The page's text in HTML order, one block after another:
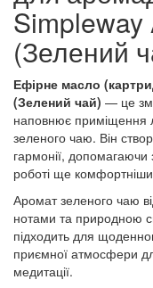
(Зелений
Ефірне масло
(Зелений чай) — це
наповнює приміщення
зеленого чаю. Він
гармонії,
роботі ще
Аромат зеленого чаю
нотами та природною
підходить для
приємної атмосфери
медитації.